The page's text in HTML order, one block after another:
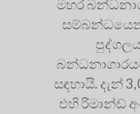
මහර
සඳහායි. දැන්
එහි රිමාන්ඩ්